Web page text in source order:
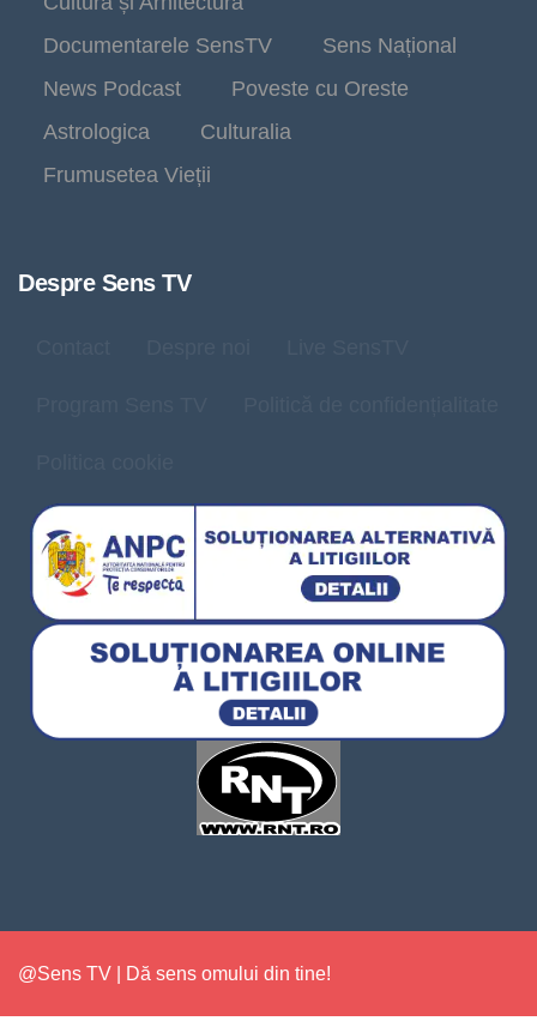
Documentarele SensTV
Sens Național
News Podcast
Poveste cu Oreste
Astrologica
Culturalia
Frumusetea Vieții
Despre Sens TV
@Sens TV | Dă sens omului din tine!